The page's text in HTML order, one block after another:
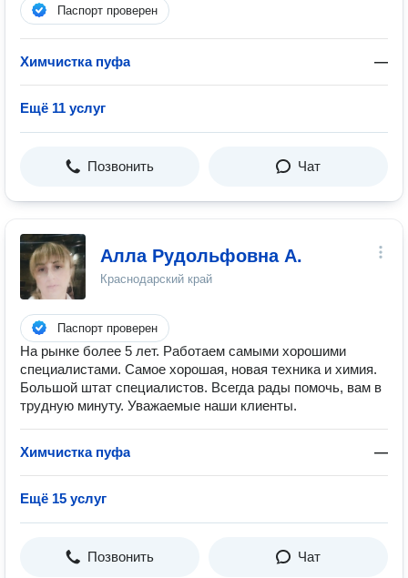
Паспорт проверен
Химчистка пуфа —
Ещё 11 услуг
Позвонить Чат
Алла Рудольфовна А.
Краснодарский край
Паспорт проверен
На рынке более 5 лет. Работаем самыми хорошими
специалистами. Самое хорошая, новая техника и химия.
Большой штат специалистов. Всегда рады помочь, вам в
трудную минуту. Уважаемые наши клиенты.
Химчистка пуфа —
Ещё 15 услуг
Позвонить Чат